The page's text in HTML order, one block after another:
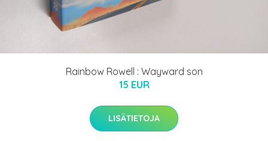
Rainbow Rowell : Wayward son
15 EUR
LISÄTIETOJA